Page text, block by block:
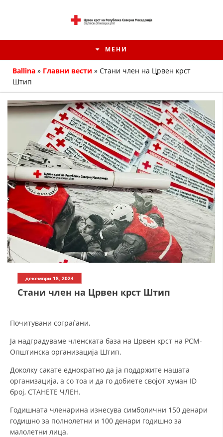
МЕНИ
ИСТОРИЈАТ НА ЦКРМ
ИСТОРИЈАТ НА ДВИЖЕЊЕТО
СТРУКТУРА НА ОРГАНИЗАЦИЈАТА
КОНТАКТ ИНФОРМАЦИИ
ЧЛЕНСТВО ВО ПРОФЕСИОНАЛНИ ТЕЛА
СТАТУТ НА ЦКРМ
ОРГАНИЗАЦИЈА И РАЗВОЈ
СОБРАНИЕ
Ballina » Главни вести » Стани член на Црвен крст
Штип
декември 18, 2024
Стани член на Црвен крст Штип
Почитувани сограѓани,
Ја надградуваме членската база на Црвен крст на РСМ-
Општинска организација Штип.
Доколку сакате еднократно да ја поддржите нашата
организација, а со тоа и да го добиете својот хуман ID
број, СТАНЕТЕ ЧЛЕН.
Годишната членарина изнесува симболични 150 денари
годишно за полнолетни и 100 денари годишно за
малолетни лица.